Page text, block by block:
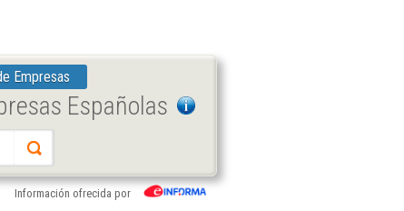
Empresas
Españolas
Información ofrecida por